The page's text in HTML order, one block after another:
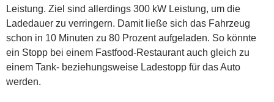
Leistung. Ziel sind allerdings 300 kW Leistung, um die
Ladedauer zu verringern. Damit ließe sich das Fahrzeug
schon in 10 Minuten zu 80 Prozent aufgeladen. So könnte
ein Stopp bei einem Fastfood-Restaurant auch gleich zu
einem Tank- beziehungsweise Ladestopp für das Auto
werden.